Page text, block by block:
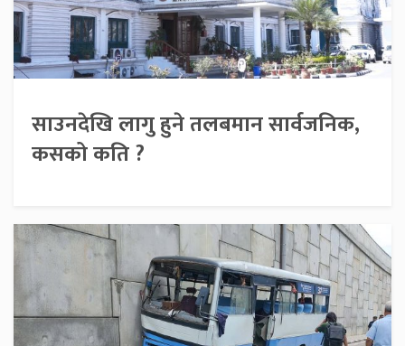
साउनदेखि लागु हुने तलबमान सार्वजनिक,
कसको कति ?